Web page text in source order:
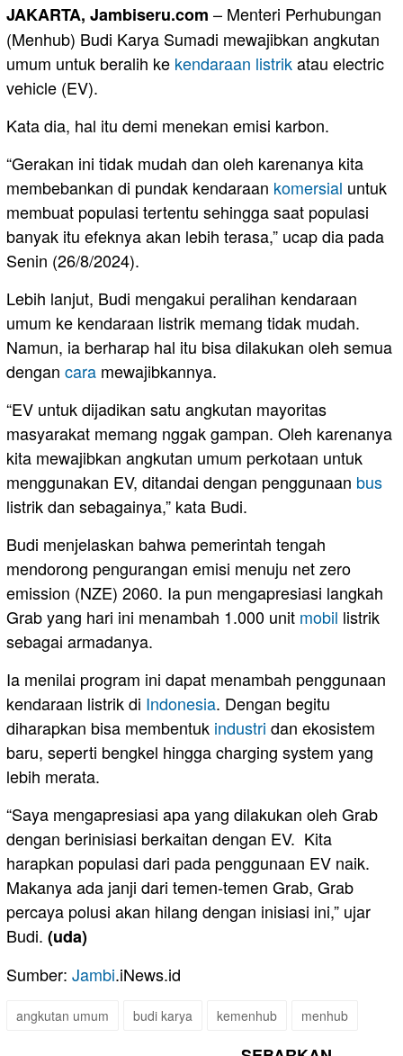
JAKARTA, Jambiseru.com – Menteri Perhubungan
(Menhub) Budi Karya Sumadi mewajibkan angkutan
umum untuk beralih ke kendaraan listrikatau electric
vehicle (EV).
Kata dia, hal itu demi menekan emisi karbon.
“Gerakan ini tidak mudah dan oleh karenanya kita
membebankan di pundak kendaraan komersial untuk
membuat populasi tertentu sehingga saat populasi
banyak itu efeknya akan lebih terasa,” ucap dia pada
Senin (26/8/2024).
Lebih lanjut, Budi mengakui peralihan kendaraan
umum ke kendaraan listrik memang tidak mudah.
Namun, ia berharap hal itu bisa dilakukan oleh semua
dengan cara mewajibkannya.
“EV untuk dijadikan satu angkutan mayoritas
masyarakat memang nggak gampan. Oleh karenanya
kita mewajibkan angkutan umum perkotaan untuk
menggunakan EV, ditandai dengan penggunaan bus
listrik dan sebagainya,” kata Budi.
Budi menjelaskan bahwa pemerintah tengah
mendorong pengurangan emisi menuju net zero
emission (NZE) 2060. Ia pun mengapresiasi langkah
Grab yang hari ini menambah 1.000 unit mobil listrik
sebagai armadanya.
Ia menilai program ini dapat menambah penggunaan
kendaraan listrik di Indonesia. Dengan begitu
diharapkan bisa membentuk industri dan ekosistem
baru, seperti bengkel hingga charging system yang
lebih merata.
“Saya mengapresiasi apa yang dilakukan oleh Grab
dengan berinisiasi berkaitan dengan EV. Kita
harapkan populasi dari pada penggunaan EV naik.
Makanya ada janji dari temen-temen Grab, Grab
percaya polusi akan hilang dengan inisiasi ini,” ujar
Budi. (uda)
Sumber: Jambi.iNews.id
angkutan umum budi karya kemenhub menhub